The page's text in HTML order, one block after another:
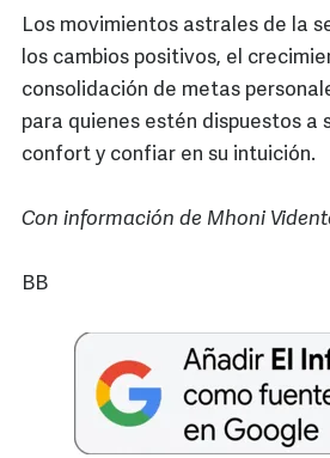
Los movimientos astrales de la
los cambios positivos, el
consolidación de metas
para quienes estén dispuestos a
confort y confiar en su intuición.
Con información de Mhoni
BB